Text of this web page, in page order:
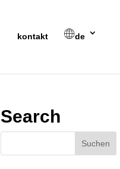
kontakt de
Search